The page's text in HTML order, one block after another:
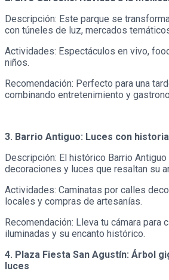
Descripción: Este parque se
con túneles de luz, mercados
Actividades: Espectáculos en vivo,
niños.
Recomendación: Perfecto para una
combinando entretenimiento y
3. Barrio Antiguo: Luces con historia
Descripción: El histórico Barrio
decoraciones y luces que resaltan su
Actividades: Caminatas por calles
locales y compras de artesanías.
Recomendación: Lleva tu cámara para
iluminadas y su encanto histórico.
4. Plaza Fiesta San Agustín: Árbol
luces